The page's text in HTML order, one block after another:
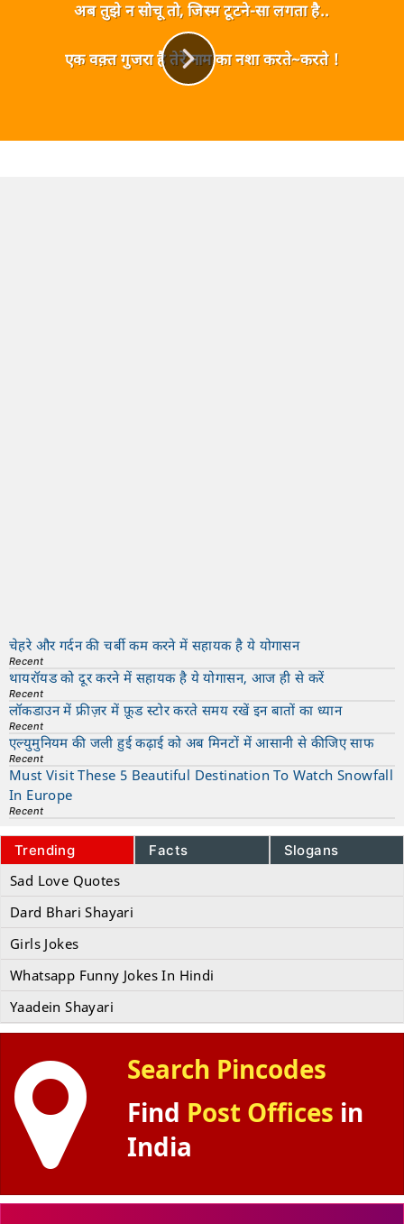
अब तुझे न सोचू तो, जिस्म टूटने-सा लगता है..
एक वक़्त गुजरा है तेरे नाम का नशा करते~करते !
चेहरे और गर्दन की चर्बी कम करने में सहायक है ये योगासन
Recent
थायरॉयड को दूर करने में सहायक है ये योगासन, आज ही से करें
Recent
लॉकडाउन में फ्रीज़र में फ़ूड स्टोर करते समय रखें इन बातों का ध्यान
Recent
एल्युमुनियम की जली हुई कढ़ाई को अब मिनटों में आसानी से कीजिए साफ
Recent
Must Visit These 5 Beautiful Destination To Watch Snowfall
In Europe
Recent
Trending Facts Slogans
Sad Love Quotes
Dard Bhari Shayari
Girls Jokes
Whatsapp Funny Jokes In Hindi
Yaadein Shayari
Search Pincodes
Find Post Offices in
India